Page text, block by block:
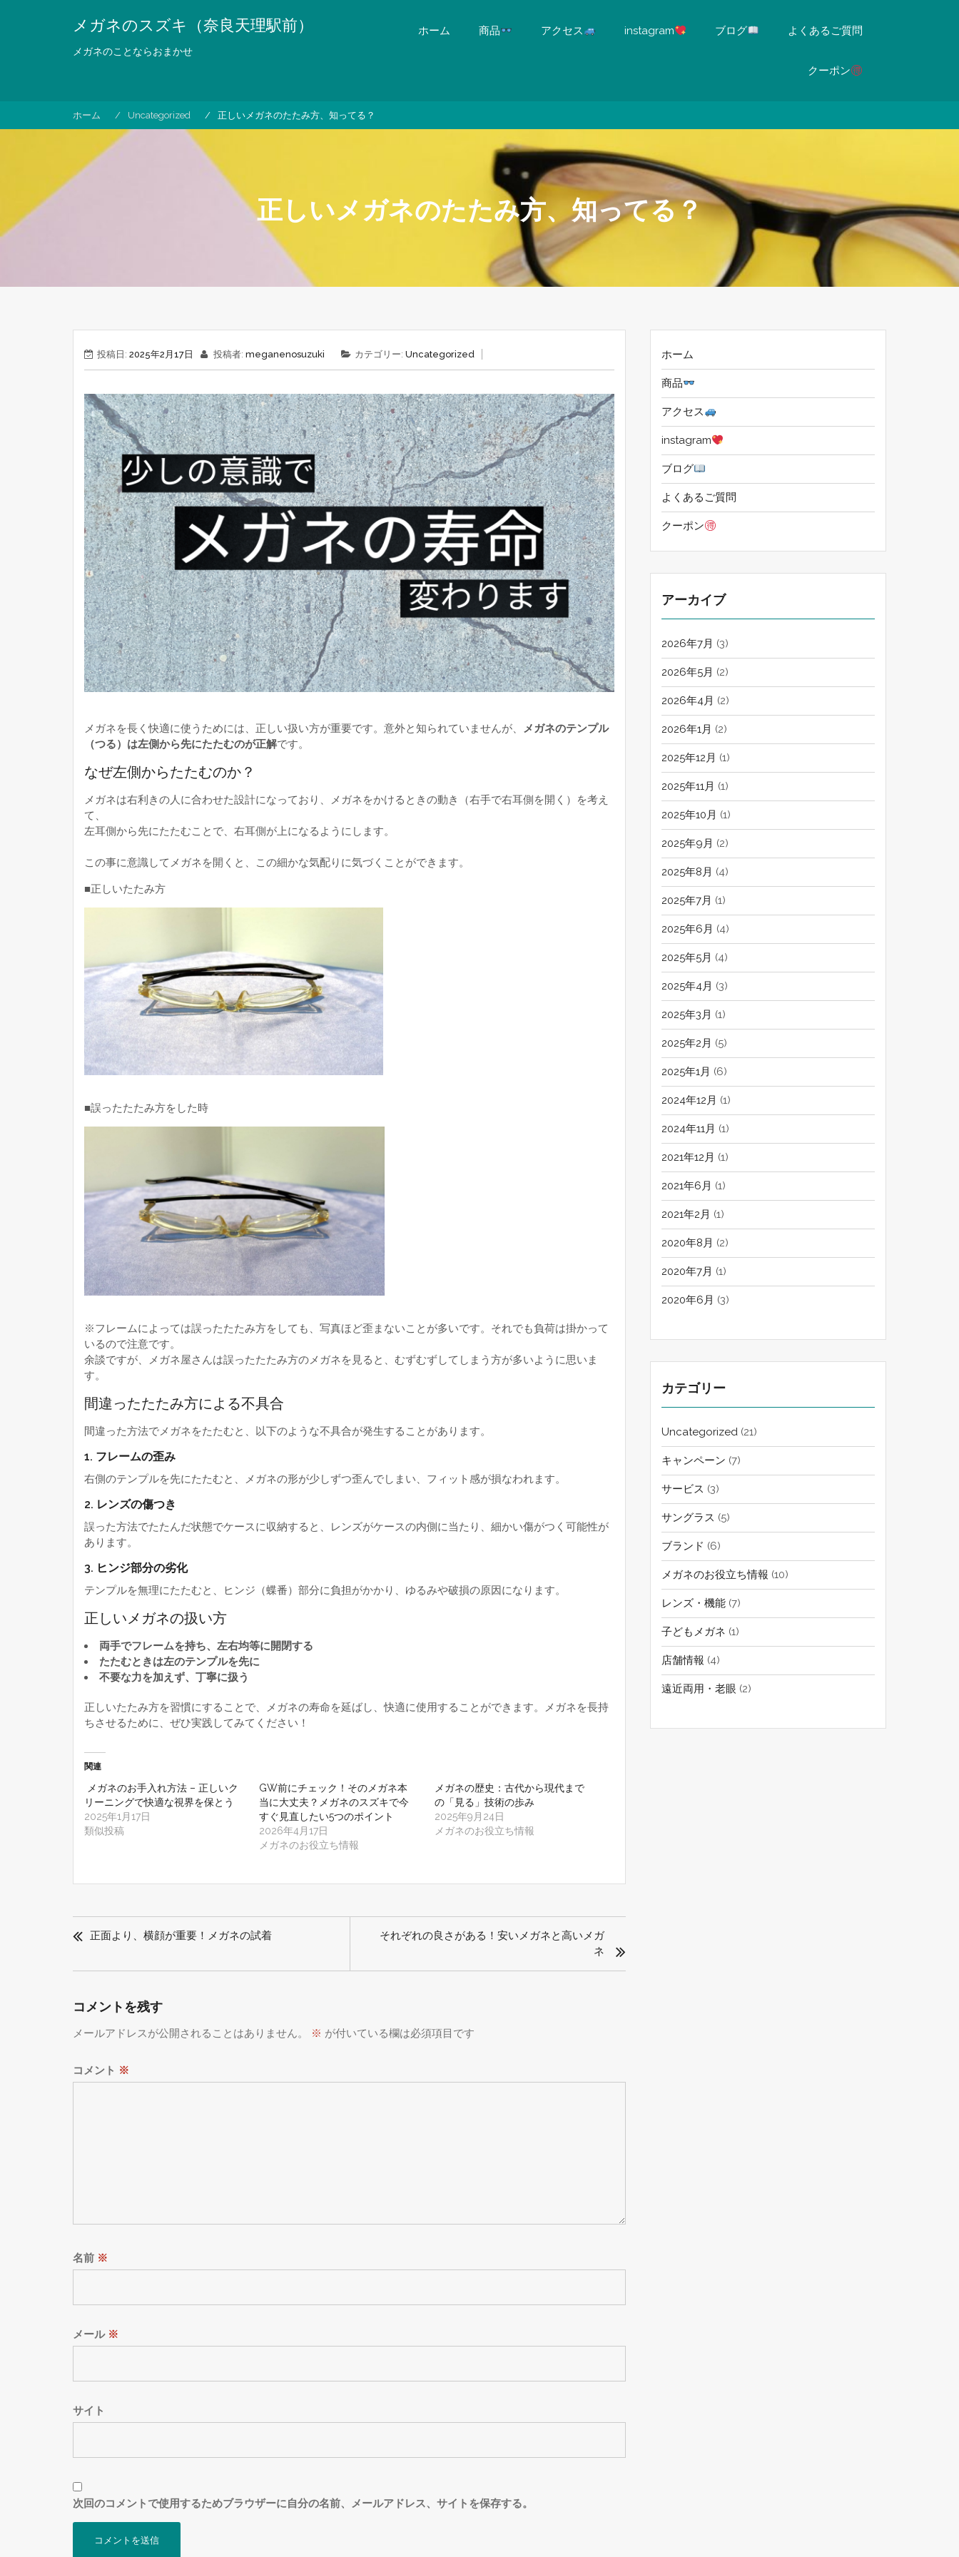
ッ
メガネのスズキ（奈良天理駅前）
メガネのことならおまかせ
ホーム 商品 アクセス instagram ブログ よくあるご質問
クーポン
ホーム Uncategorized 正しいメガネのたたみ方、知ってる？
正しいメガネのたたみ方、知ってる？
投稿日: 2025年2月17日 投稿者: meganenosuzuki カテゴリー: Uncategorized
メガネを長く快適に使うためには、正しい扱い方が重要です。意外と知られていませんが、
メガネのテンプル
（つる）は左側から先にたたむのが正解です。
なぜ左側からたたむのか？
メガネは右利きの人に合わせた設計になっており、メガネをかけるときの動き（右手で右耳側を開く）を考え
て、
左耳側から先にたたむことで、右耳側が上になるようにします。
この事に意識してメガネを開くと、この細かな気配りに気づくことができます。
■正しいたたみ方
■誤ったたたみ方をした時
※フレームによっては誤ったたたみ方をしても、写真ほど歪まないことが多いです。それでも負荷は掛かって
いるので注意です。
余談ですが、メガネ屋さんは誤ったたたみ方のメガネを見ると、むずむずしてしまう方が多いように思いま
す。
間違ったたたみ方による不具合
間違った方法でメガネをたたむと、以下のような不具合が発生することがあります。
1. フレームの歪み
右側のテンプルを先にたたむと、メガネの形が少しずつ歪んでしまい、フィット感が損なわれます。
2. レンズの傷つき
誤った方法でたたんだ状態でケースに収納すると、レンズがケースの内側に当たり、細かい傷がつく可能性が
あります。
3. ヒンジ部分の劣化
テンプルを無理にたたむと、ヒンジ（蝶番）部分に負担がかかり、ゆるみや破損の原因になります。
正しいメガネの扱い方
両手でフレームを持ち、左右均等に開閉する
たたむときは左のテンプルを先に
不要な力を加えず、丁寧に扱う
正しいたたみ方を習慣にすることで、メガネの寿命を延ばし、快適に使用することができます。メガネを長持
ちさせるために、ぜひ実践してみてください！
関連
メガネのお手入れ方法 – 正しいク
リーニングで快適な視界を保とう
2025年1月17日
類似投稿
GW前にチェック！そのメガネ本
当に大丈夫？メガネのスズキで今
すぐ見直したい5つのポイント
2026年4月17日
メガネのお役立ち情報
メガネの歴史：古代から現代まで
の「見る」技術の歩み
2025年9月24日
メガネのお役立ち情報
投
稿
ゲ
ー
ョ
正面より、横顔が重要！メガネの試着
それぞれの良さがある！安いメガネと高いメガ
ネ
コメントを残す
メールアドレスが公開されることはありません。 ※ が付いている欄は必須項目です
コメント ※
名前 ※
メール ※
サイト
次回のコメントで使用するためブラウザーに自分の名前、メールアドレス、サイトを保存する。
ホーム
商品
アクセス
instagram
ブログ
よくあるご質問
クーポン
アーカイブ
2026年7月 (3)
2026年5月 (2)
2026年4月 (2)
2026年1月 (2)
2025年12月 (1)
2025年11月 (1)
2025年10月 (1)
2025年9月 (2)
2025年8月 (4)
2025年7月 (1)
2025年6月 (4)
2025年5月 (4)
2025年4月 (3)
2025年3月 (1)
2025年2月 (5)
2025年1月 (6)
2024年12月 (1)
2024年11月 (1)
2021年12月 (1)
2021年6月 (1)
2021年2月 (1)
2020年8月 (2)
2020年7月 (1)
2020年6月 (3)
カテゴリー
Uncategorized (21)
キャンペーン (7)
サービス (3)
サングラス (5)
ブランド (6)
メガネのお役立ち情報 (10)
レンズ・機能 (7)
子どもメガネ (1)
店舗情報 (4)
遠近両用・老眼 (2)